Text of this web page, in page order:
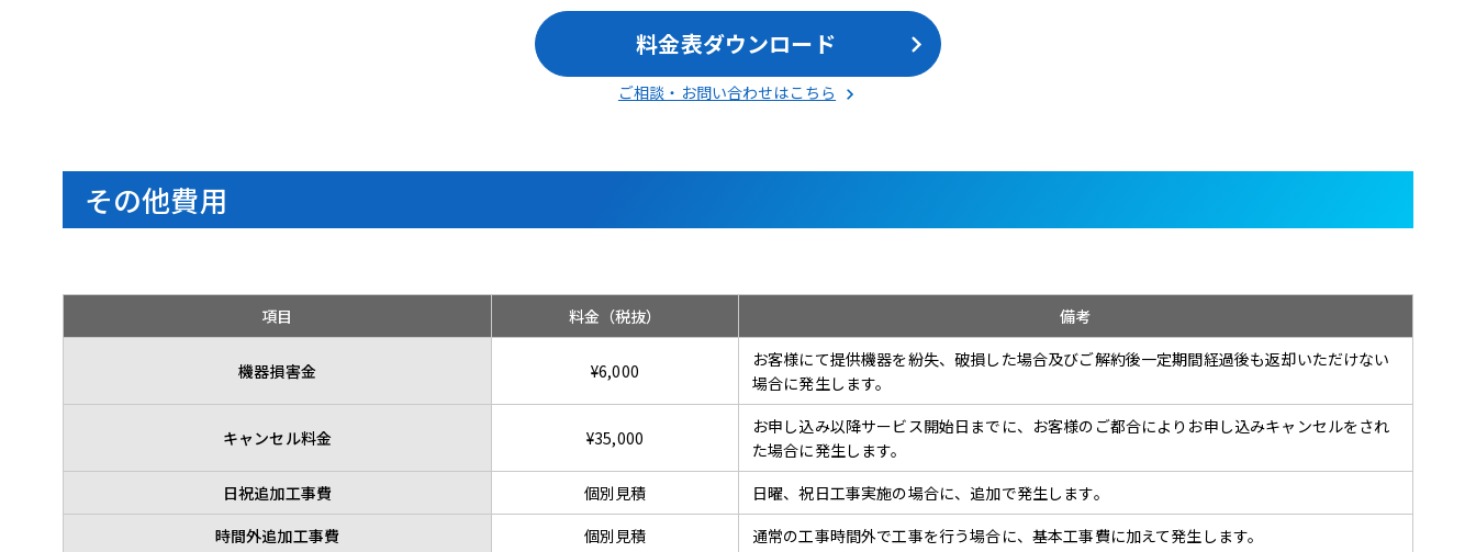
料金表ダウンロード
ご相談・お問い合わせはこちら
その他費用
項目 料金（税抜） 備考
機器損害金 ¥6,000
お客様にて提供機器を紛失、破損した場合及びご解約後一定期間経過後も返却いただけない
場合に発生します。
キャンセル料金 ¥35,000
お申し込み以降サービス開始日までに、お客様のご都合によりお申し込みキャンセルをされ
た場合に発生します。
日祝追加工事費
個別見積
日曜、祝日工事実施の場合に、追加で発生します。
時間外追加工事費
個別見積
通常の工事時間外で工事を行う場合に、基本工事費に加えて発生します。